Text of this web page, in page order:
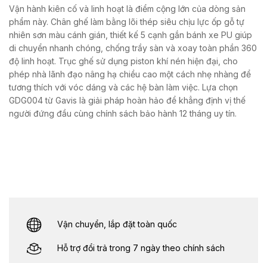
Vận hành kiên cố và linh hoạt là điểm cộng lớn của dòng sản
phẩm này. Chân ghế làm bằng lõi thép siêu chịu lực ốp gỗ tự
nhiên sơn màu cánh gián, thiết kế 5 cạnh gắn bánh xe PU giúp
di chuyển nhanh chóng, chống trầy sàn và xoay toàn phần 360
độ linh hoạt. Trục ghế sử dụng piston khí nén hiện đại, cho
phép nhà lãnh đạo nâng hạ chiều cao một cách nhẹ nhàng để
tương thích với vóc dáng và các hệ bàn làm việc. Lựa chọn
GDG004 từ Gavis là giải pháp hoàn hảo để khẳng định vị thế
người đứng đầu cùng chính sách bảo hành 12 tháng uy tín.
Vận chuyển, lắp đặt toàn quốc
Hỗ trợ đổi trả trong 7 ngày theo chính sách